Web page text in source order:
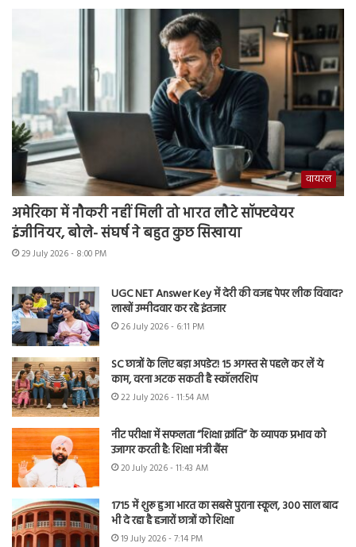
वायरल
अमेरिका में नौकरी नहीं मिली तो भारत लौटे सॉफ्टवेयर
इंजीनियर, बोले- संघर्ष ने बहुत कुछ सिखाया
29 July 2026 - 8:00 PM
UGC NET Answer Key में देरी की वजह पेपर लीक विवाद?
लाखों उम्मीदवार कर रहे इंतजार
26 July 2026 - 6:11 PM
SC छात्रों के लिए बड़ा अपडेट! 15 अगस्त से पहले कर लें ये
काम, वरना अटक सकती है स्कॉलरशिप
22 July 2026 - 11:54 AM
नीट परीक्षा में सफलता “शिक्षा क्रांति” के व्यापक प्रभाव को
उजागर करती है: शिक्षा मंत्री बैंस
20 July 2026 - 11:43 AM
1715 में शुरू हुआ भारत का सबसे पुराना स्कूल, 300 साल बाद
भी दे रहा है हजारों छात्रों को शिक्षा
19 July 2026 - 7:14 PM